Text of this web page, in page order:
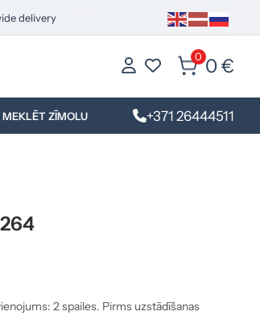
delivery
0 0 €
MEKLĒT ZĪMOLU +371 26444511
2 spailes. Pirms uzstādīšanas